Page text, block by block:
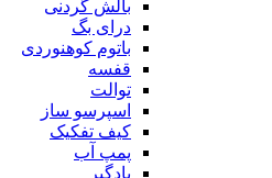
بالش گردنی
درای بگ
باتوم کوهنوردی
قفسه
توالت
اسپرسو ساز
کیف تفکیک
پمپ آب
بادگیر